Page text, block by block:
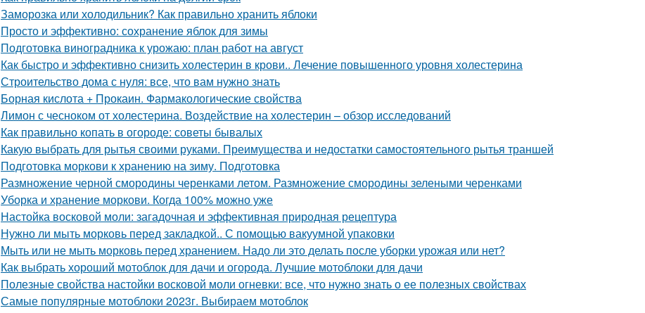
Заморозка или холодильник? Как правильно хранить яблоки
Просто и эффективно: сохранение яблок для зимы
Подготовка виноградника к урожаю: план работ на август
Как быстро и эффективно снизить холестерин в крови.. Лечение повышенного уровня холестерина
Строительство дома с нуля: все, что вам нужно знать
Борная кислота + Прокаин. Фармакологические свойства
Лимон с чесноком от холестерина. Воздействие на холестерин – обзор исследований
Как правильно копать в огороде: советы бывалых
Какую выбрать для рытья своими руками. Преимущества и недостатки самостоятельного рытья траншей
Подготовка моркови к хранению на зиму. Подготовка
Размножение черной смородины черенками летом. Размножение смородины зелеными черенками
Уборка и хранение моркови. Когда 100% можно уже
Настойка восковой моли: загадочная и эффективная природная рецептура
Нужно ли мыть морковь перед закладкой.. С помощью вакуумной упаковки
Мыть или не мыть морковь перед хранением. Надо ли это делать после уборки урожая или нет?
Как выбрать хороший мотоблок для дачи и огорода. Лучшие мотоблоки для дачи
Полезные свойства настойки восковой моли огневки: все, что нужно знать о ее полезных свойствах
Самые популярные мотоблоки 2023г. Выбираем мотоблок